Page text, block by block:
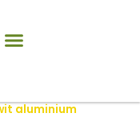
aluminium